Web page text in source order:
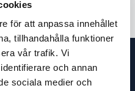
för att anpassa innehållet
tillhandahålla funktioner
vår trafik. Vi
och annan
sociala medier och